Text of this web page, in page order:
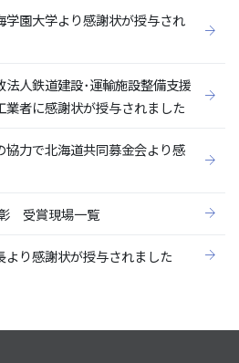
学園大学より感謝状が授与され
法人鉄道建設･運輸施設整備支援
者に感謝状が授与されました
力で北海道共同募金会より感
受賞現場一覧
り感謝状が授与されました